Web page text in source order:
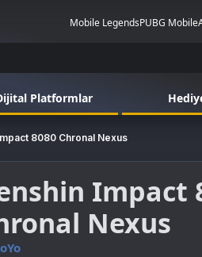
Mobile LegendsPUBG Mobile
Platformlar
8080 Chronal Nexus
Impact
Nexus